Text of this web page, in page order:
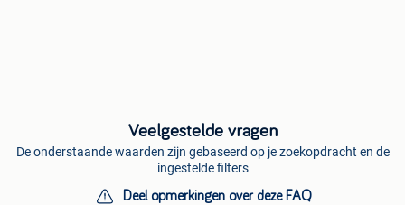
Veelgestelde vragen
De onderstaande waarden zijn gebaseerd op je zoekopdracht en de
ingestelde filters
Deel opmerkingen over deze FAQ